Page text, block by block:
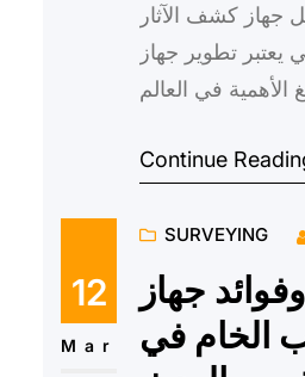
جهاز كشف الآثار
يعتبر تطوير جهاز
الأهمية في العالم
التي يمتلك… Continue
12
Mar
SURVEYING
جهاز
الخام في